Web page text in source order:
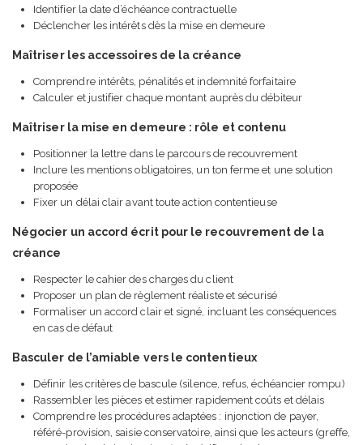
Identifier la date d’échéance contractuelle
Déclencher les intérêts dès la mise en demeure
Maîtriser les accessoires de la créance
Comprendre intérêts, pénalités et indemnité forfaitaire
Calculer et justifier chaque montant auprès du débiteur
Maîtriser la mise en demeure : rôle et contenu
Positionner la lettre dans le parcours de recouvrement
Inclure les mentions obligatoires, un ton ferme et une solution
proposée
Fixer un délai clair avant toute action contentieuse
Négocier un accord écrit pour le recouvrement de la
créance
Respecter le cahier des charges du client
Proposer un plan de règlement réaliste et sécurisé
Formaliser un accord clair et signé, incluant les conséquences
en cas de défaut
Basculer de l’amiable vers le contentieux
Définir les critères de bascule (silence, refus, échéancier rompu)
Rassembler les pièces et estimer rapidement coûts et délais
Comprendre les procédures adaptées : injonction de payer,
référé-provision, saisie conservatoire, ainsi que les acteurs (greffe,